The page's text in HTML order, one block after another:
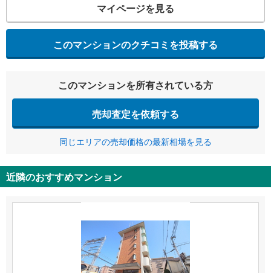
マイページを見る
このマンションのクチコミを投稿する
このマンションを所有されている方
売却査定を依頼する
同じエリアの売却価格の最新相場を見る
近隣のおすすめマンション